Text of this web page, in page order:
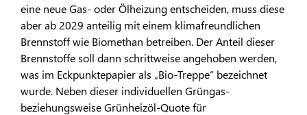
eine neue Gas- oder Ölheizung entscheiden, muss diese
aber ab 2029 anteilig mit einem klimafreundlichen
Brennstoff wie Biomethan betreiben. Der Anteil dieser
Brennstoffe soll dann schrittweise angehoben werden,
was im Eckpunktepapier als „Bio-Treppe“ bezeichnet
wurde. Neben dieser individuellen Grüngas-
beziehungsweise Grünheizöl-Quote für